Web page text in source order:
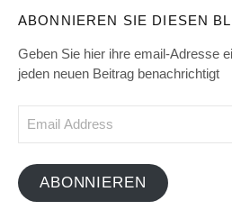
ABONNIEREN SIE DIESEN
Geben Sie hier ihre email-Adresse
jeden neuen Beitrag benachrichtigt
ABONNIEREN